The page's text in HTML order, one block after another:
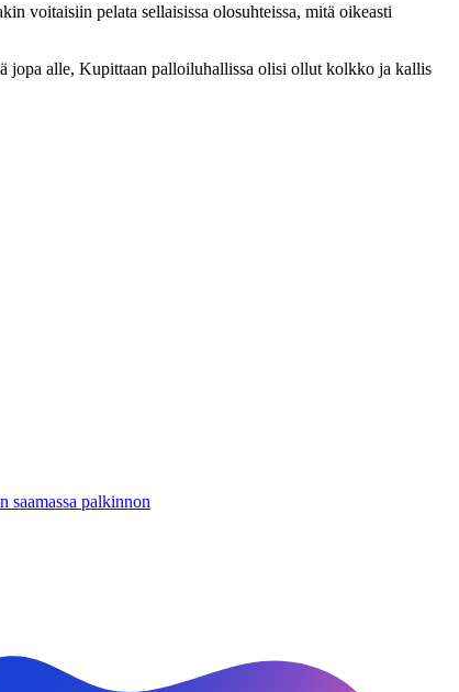
voitaisiin pelata sellaisissa olosuhteissa, mitä oikeasti
jopa alle, Kupittaan palloiluhallissa olisi ollut kolkko ja kallis
saamassa palkinnon